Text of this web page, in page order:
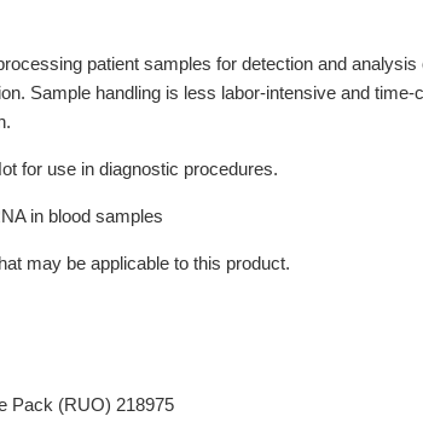
patient samples for detection and
Sample handling is less labor-intensive and
for use in diagnostic procedures.
in blood samples
may be applicable to this product.
Pack (RUO) 218975